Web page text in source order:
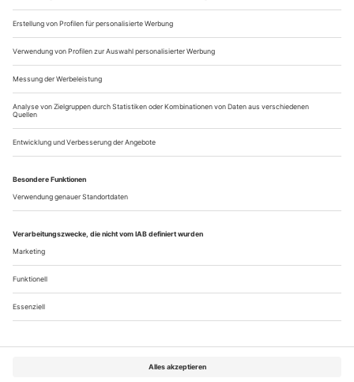
Stirnseite – ihre mühselige Beziehungsarbeit verrichten, liegt
im gefühlten Kilometerbereich. Und selbst, wenn Deleila
Piaskos Yerma in ihrem weißen Hängerchen doch mal einen...
Die Schauspielerei des 21. Jahrhunderts
Milo Rau hält eine Pfingstmontagsrede in Berlin und entgleist
Geschlagene zwei Stunden, wie er nicht müde wurde zu
betonen, hat sich der international vielbeschäftigte Regisseur
und NT-Gent-Intendant Milo Rau Zeit genommen, um im
Bordbistro eines ICE auf dem Weg zur Kerr-Preisverleihung
am letzten Tag des Theatertreffens eine Jahrhundertfrage zu
beantworten: Was unterscheidet die Schauspielkunst des 21.
Jahrhunderts von dem...
Über uns Kontakt Kritikerumfrage Newsletter